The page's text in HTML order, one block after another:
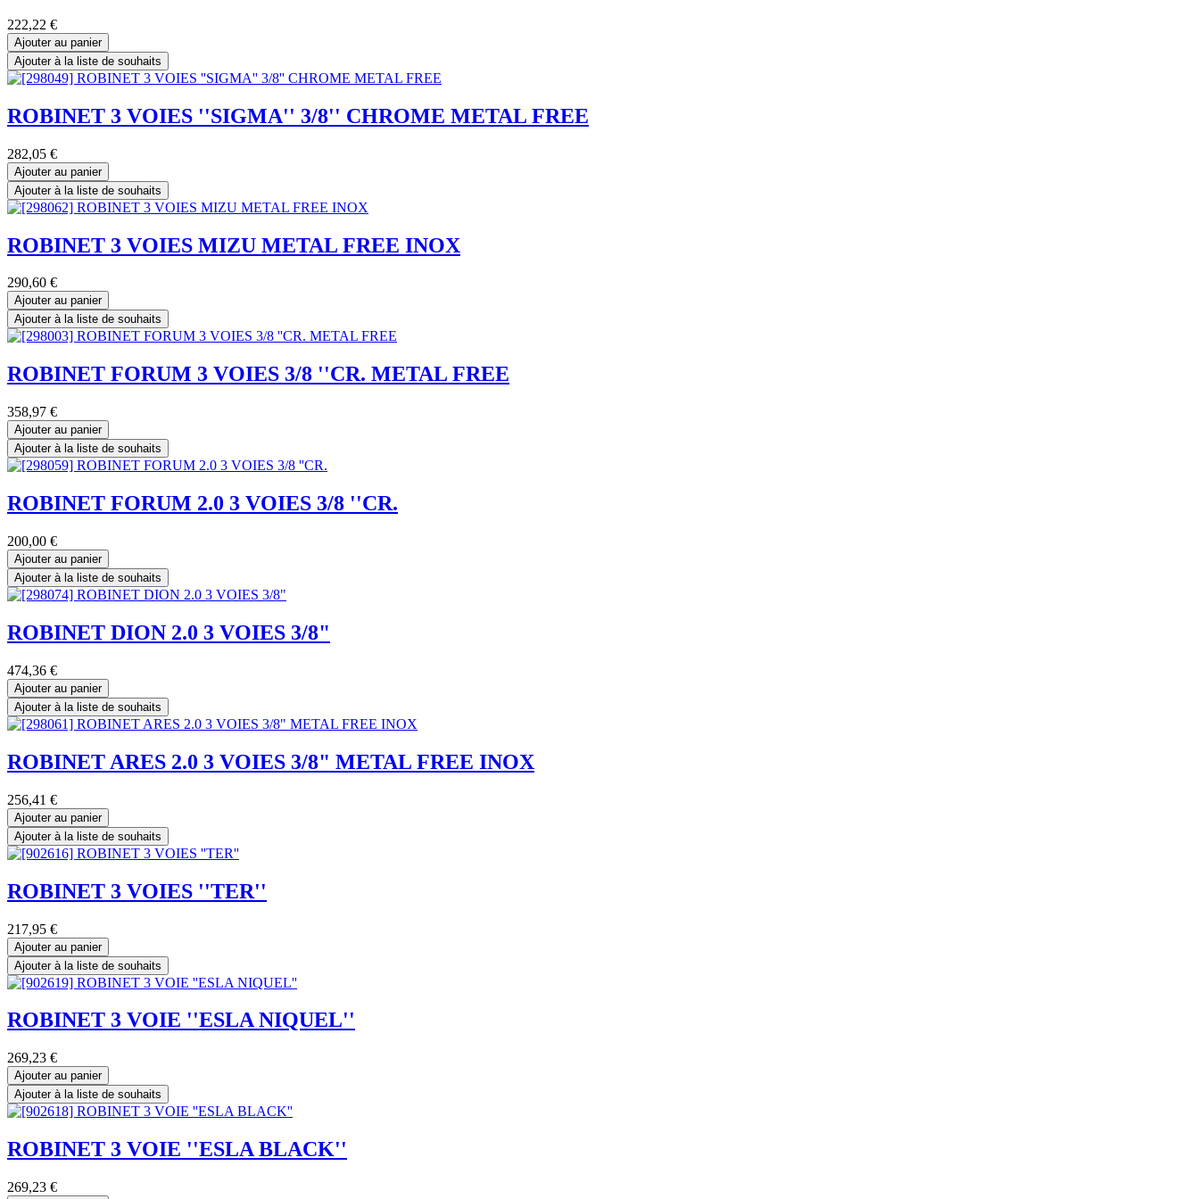
222,22 €
Ajouter au panier
Ajouter à la liste de souhaits
ROBINET 3 VOIES ''SIGMA'' 3/8'' CHROME METAL FREE
282,05 €
Ajouter au panier
Ajouter à la liste de souhaits
ROBINET 3 VOIES MIZU METAL FREE INOX
290,60 €
Ajouter au panier
Ajouter à la liste de souhaits
ROBINET FORUM 3 VOIES 3/8 ''CR. METAL FREE
358,97 €
Ajouter au panier
Ajouter à la liste de souhaits
ROBINET FORUM 2.0 3 VOIES 3/8 ''CR.
200,00 €
Ajouter au panier
Ajouter à la liste de souhaits
ROBINET DION 2.0 3 VOIES 3/8"
474,36 €
Ajouter au panier
Ajouter à la liste de souhaits
ROBINET ARES 2.0 3 VOIES 3/8" METAL FREE INOX
256,41 €
Ajouter au panier
Ajouter à la liste de souhaits
ROBINET 3 VOIES ''TER''
217,95 €
Ajouter au panier
Ajouter à la liste de souhaits
ROBINET 3 VOIE ''ESLA NIQUEL''
269,23 €
Ajouter au panier
Ajouter à la liste de souhaits
ROBINET 3 VOIE ''ESLA BLACK''
269,23 €